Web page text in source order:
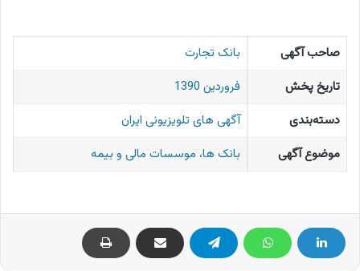
صاحب آگهی
بانک تجارت
تاریخ پخش
فروردین 1390
دسته‌بندی
آگهی های تلویزیونی ایران
موضوع آگهی
بانک ها، موسسات مالی و بیمه